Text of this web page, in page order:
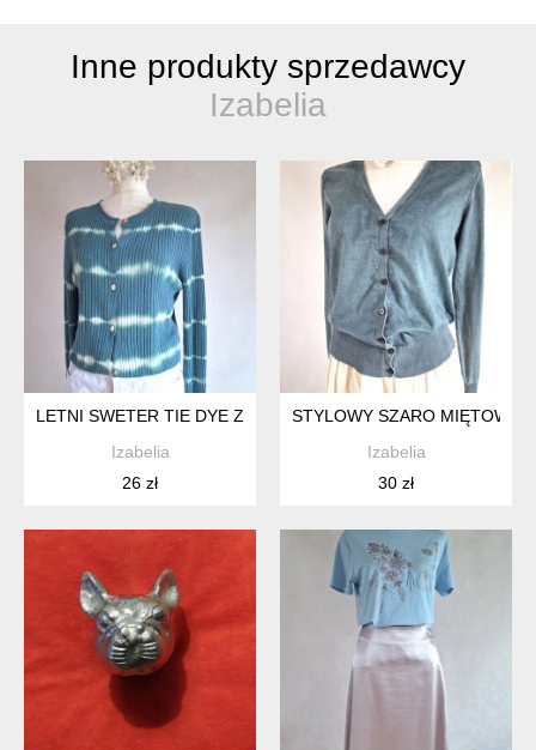
Inne produkty sprzedawcy
Izabelia
LETNI SWETER TIE DYE ZARA
Izabelia
26 zł
STYLOWY SZARO MIĘTOWY
Izabelia
30 zł